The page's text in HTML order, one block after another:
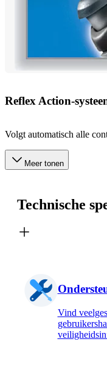
Reflex Action-
Volgt automatisch alle
Meer tonen
Technische
Vind